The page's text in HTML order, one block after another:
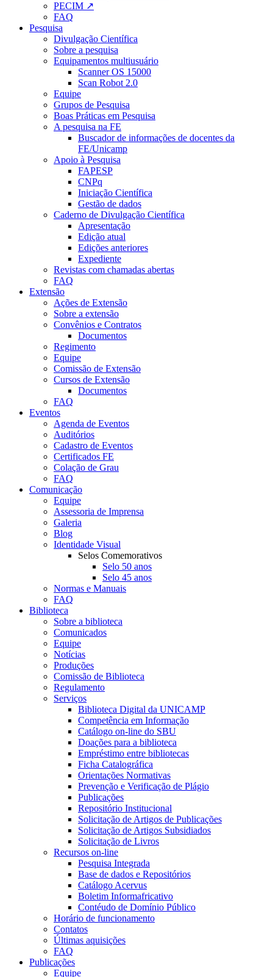
PECIM ↗
FAQ
Pesquisa
Divulgação Científica
Sobre a pesquisa
Equipamentos multiusuário
Scanner OS 15000
Scan Robot 2.0
Equipe
Grupos de Pesquisa
Boas Práticas em Pesquisa
A pesquisa na FE
Buscador de informações de docentes da
FE/Unicamp
Apoio à Pesquisa
FAPESP
CNPq
Iniciação Científica
Gestão de dados
Caderno de Divulgação Científica
Apresentação
Edição atual
Edições anteriores
Expediente
Revistas com chamadas abertas
FAQ
Extensão
Ações de Extensão
Sobre a extensão
Convênios e Contratos
Documentos
Regimento
Equipe
Comissão de Extensão
Cursos de Extensão
Documentos
FAQ
Eventos
Agenda de Eventos
Auditórios
Cadastro de Eventos
Certificados FE
Colação de Grau
FAQ
Comunicação
Equipe
Assessoria de Imprensa
Galeria
Blog
Identidade Visual
Selos Comemorativos
Selo 50 anos
Selo 45 anos
Normas e Manuais
FAQ
Biblioteca
Sobre a biblioteca
Comunicados
Equipe
Notícias
Produções
Comissão de Biblioteca
Regulamento
Serviços
Biblioteca Digital da UNICAMP
Competência em Informação
Catálogo on-line do SBU
Doações para a biblioteca
Empréstimo entre bibliotecas
Ficha Catalográfica
Orientações Normativas
Prevenção e Verificação de Plágio
Publicações
Repositório Institucional
Solicitação de Artigos de Publicações
Solicitação de Artigos Subsidiados
Solicitação de Livros
Recursos on-line
Pesquisa Integrada
Base de dados e Repositórios
Catálogo Acervus
Boletim Informafricativo
Contéudo de Domínio Público
Horário de funcionamento
Contatos
Últimas aquisições
FAQ
Publicações
Equipe